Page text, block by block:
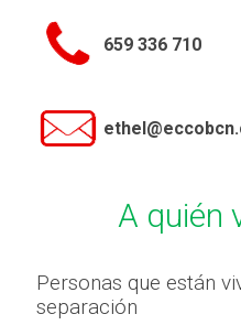
659 336 710
A quién
Personas que están
separación